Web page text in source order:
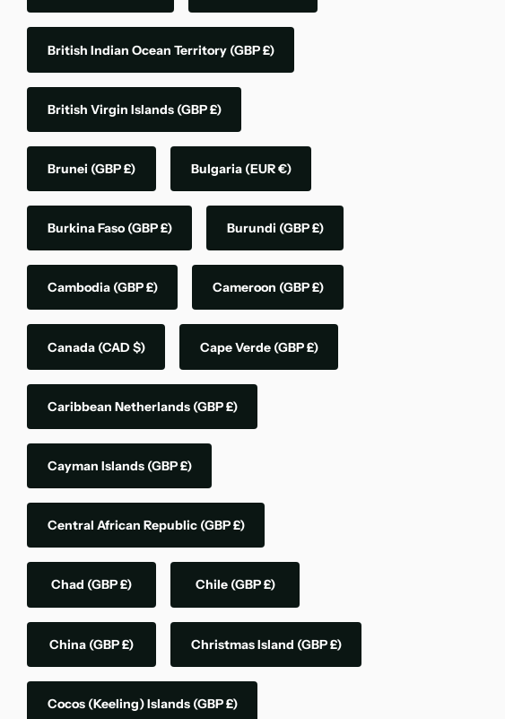
British Indian Ocean Territory (GBP £)
British Virgin Islands (GBP £)
Brunei (GBP £) Bulgaria (EUR €)
Burkina Faso(GBP £) Burundi (GBP £)
Cambodia (GBP £) Cameroon (GBP £)
Canada (CAD $) Cape Verde (GBP £)
Caribbean Netherlands (GBP £)
Cayman Islands (GBP £)
Central African Republic (GBP £)
Chad (GBP £) Chile (GBP £)
China (GBP £) Christmas Island (GBP £)
Cocos (Keeling) Islands (GBP £)